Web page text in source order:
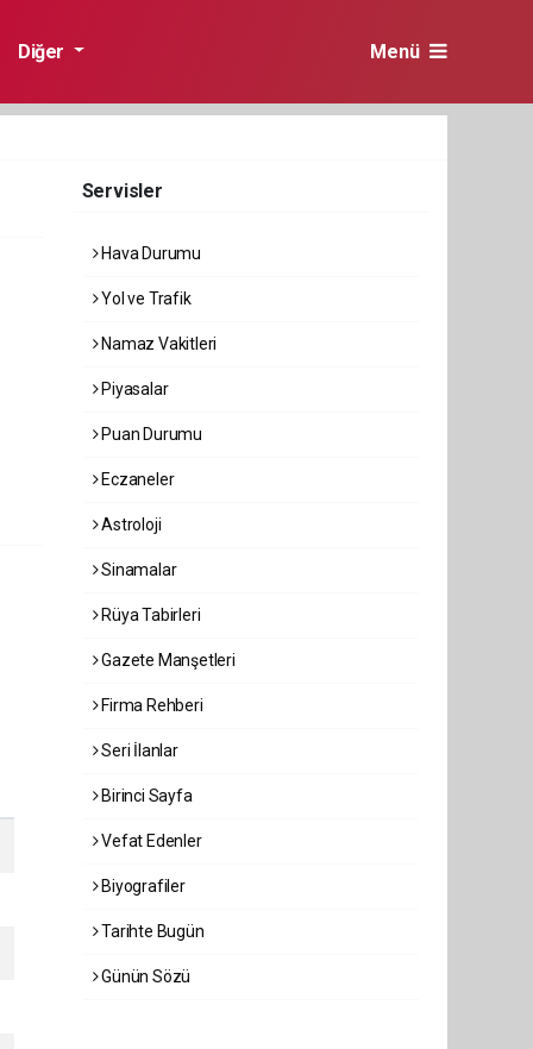
Diğer Menü
Servisler
Hava Durumu
Yol ve Trafik
Namaz Vakitleri
Piyasalar
Puan Durumu
Eczaneler
Astroloji
Sinamalar
Rüya Tabirleri
Gazete Manşetleri
Firma Rehberi
Seri İlanlar
Birinci Sayfa
Vefat Edenler
Biyografiler
Tarihte Bugün
Günün Sözü